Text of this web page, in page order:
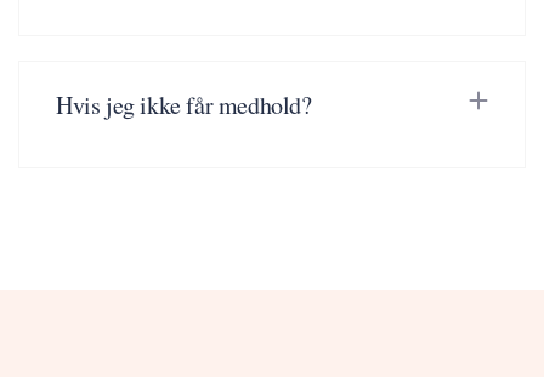
Hvis jeg ikke får medhold?